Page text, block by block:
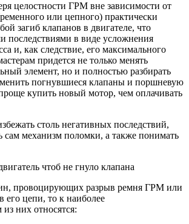
целостности ГРМ вне зависимости от
или цепного) практически
загиб клапанов в двигателе, что
последствиями в виде усложнения
и, как следствие, его максимального
придется не только менять
элемент, но и полностью разбирать
погнувшиеся клапаны и поршневую
купить новый мотор, чем оплачивать
столь негативных последствий,
сам механизм поломки, а также понимать
провоцирующих разрыв ремня ГРМ или
его цепи, то к наиболее
них относятся: